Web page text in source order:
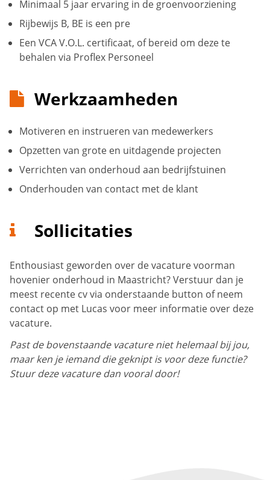
Minimaal 5 jaar ervaring in de groenvoorziening
Rijbewijs B, BE is een pre
Een VCA V.O.L. certificaat, of bereid om deze te
behalen via Proflex Personeel
Werkzaamheden
Motiveren en instrueren van medewerkers
Opzetten van grote en uitdagende projecten
Verrichten van onderhoud aan bedrijfstuinen
Onderhouden van contact met de klant
Sollicitaties
Enthousiast geworden over de vacature voorman
hovenier onderhoud in Maastricht? Verstuur dan je
meest recente cv via onderstaande button of neem
contact op met Lucas voor meer informatie over deze
vacature.
Past de bovenstaande vacature niet helemaal bij jou,
maar ken je iemand die geknipt is voor deze functie?
Stuur deze vacature dan vooral door!